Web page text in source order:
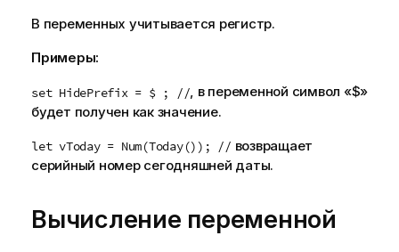
В переменных учитывается регистр.
Примеры:
set HidePrefix = $ ; //, в переменной символ «$»
будет получен как значение.
let vToday = Num(Today()); // возвращает
серийный номер сегодняшней даты.
Вычисление переменной